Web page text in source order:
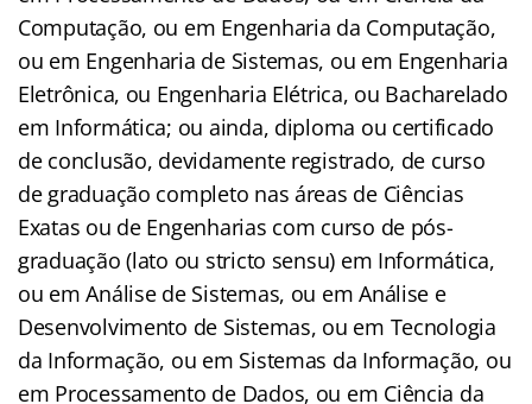
Computação, ou em Engenharia da Computação,
ou em Engenharia de Sistemas, ou em Engenharia
Eletrônica, ou Engenharia Elétrica, ou Bacharelado
em Informática; ou ainda, diploma ou certificado
de conclusão, devidamente registrado, de curso
de graduação completo nas áreas de Ciências
Exatas ou de Engenharias com curso de pós-
graduação (lato ou stricto sensu) em Informática,
ou em Análise de Sistemas, ou em Análise e
Desenvolvimento de Sistemas, ou em Tecnologia
da Informação, ou em Sistemas da Informação, ou
em Processamento de Dados, ou em Ciência da